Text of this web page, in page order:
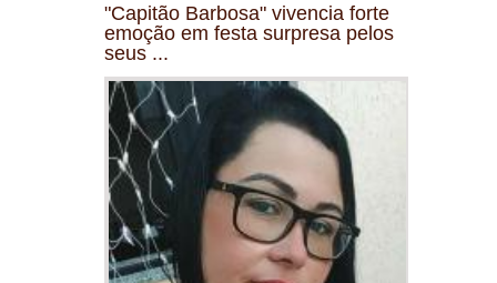
"Capitão Barbosa" vivencia forte
emoção em festa surpresa pelos
seus ...